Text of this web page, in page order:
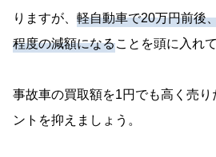
りますが、 軽自動車で20万円前後
程度の減額になることを頭に入れ
事故車の買取額を1円でも高く売り
ントを抑えましょう。